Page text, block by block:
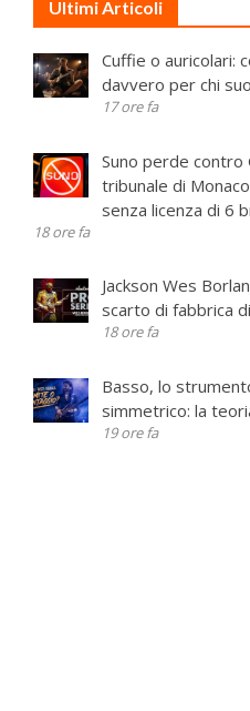
Ultimi Articoli
Cuffie o auricolari:
davvero per chi
17 ore fa
Suno perde contro
tribunale di Monaco
senza licenza di 6
18 ore fa
Jackson Wes
scarto di fabbrica
18 ore fa
Basso, lo
simmetrico: la
19 ore fa